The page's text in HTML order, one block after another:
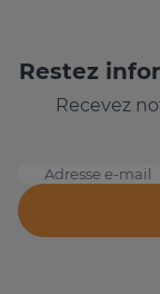
Restez
Recevez
Adresse e-mail